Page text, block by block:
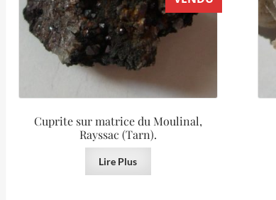
Cuprite sur matrice du Moulinal,
Rayssac (Tarn).
Lire Plus